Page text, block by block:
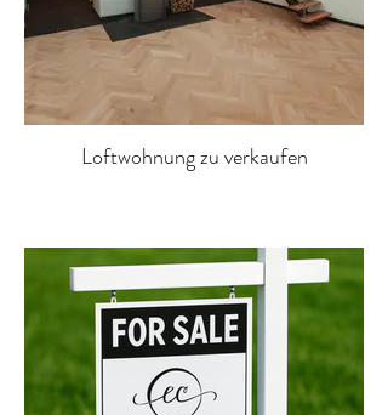
Loftwohnung zu verkaufen